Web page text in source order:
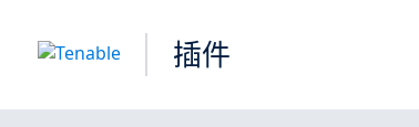
插件